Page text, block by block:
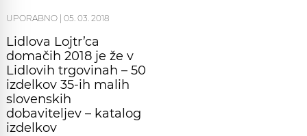
UPORABNO 05. 03. 2018
Lidlova Lojtr’ca
domačih 2018 je že v
Lidlovih trgovinah – 50
izdelkov 35-ih malih
slovenskih
dobaviteljev – katalog
izdelkov